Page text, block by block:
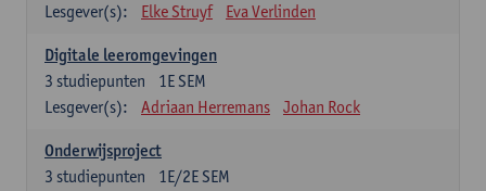
Lesgever(s):
Elke Struyf Eva Verlinden
Digitale leeromgevingen
1E SEM
3 studiepunten
Lesgever(s):
Adriaan Herremans Johan Rock
Onderwijsproject
1E/2E SEM
3 studiepunten